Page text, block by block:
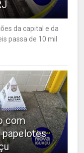
da capital e da
passa de 10 mil
com
papelotes